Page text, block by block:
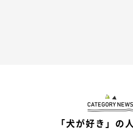
「犬が好き」の